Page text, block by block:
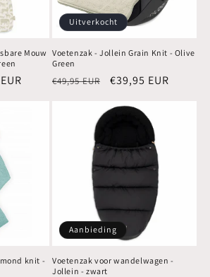
Mouw
Uitverkocht
Voetenzak - Jollein Grain Knit - Olive
Green
Normale
€49,95 EUR Aanbiedingsprijs
€39,95 EUR
knit -
Aanbieding
Voetenzak voor wandelwagen -
Jollein - zwart